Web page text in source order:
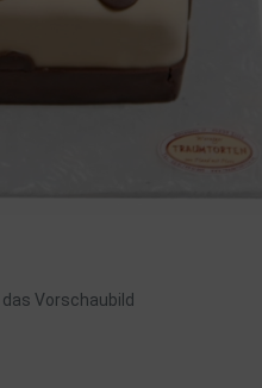
Vorschaubild